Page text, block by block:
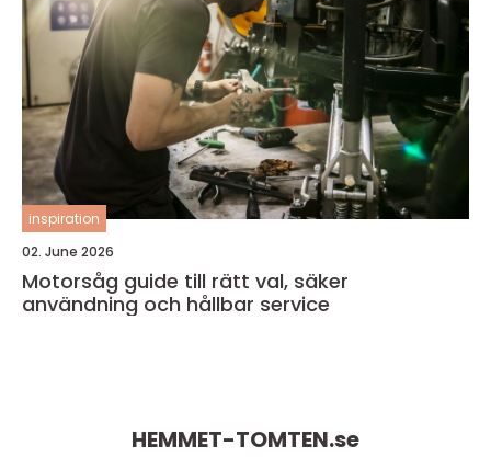
inspiration
02. June 2026
Motorsåg guide till rätt val, säker
användning och hållbar service
HEMMET-TOMTEN.se